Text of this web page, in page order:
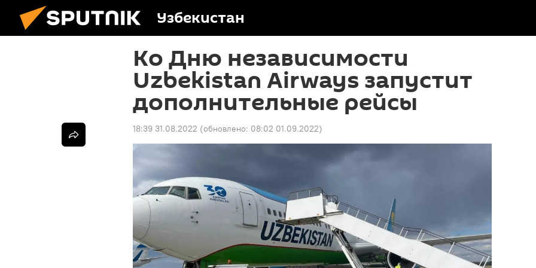
Узбекистан
Ко Дню независимости
Uzbekistan Airways запустит
дополнительные рейсы
18:39 31.08.2022 (обновлено: 08:02 01.09.2022)